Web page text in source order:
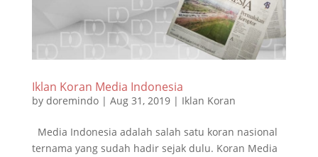
Iklan Koran Media Indonesia
by doremindo| Aug 31, 2019| Iklan Koran
Media Indonesia adalah salah satu koran nasional
ternama yang sudah hadir sejak dulu. Koran Media